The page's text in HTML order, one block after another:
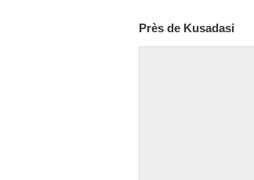
Près de Kusadasi